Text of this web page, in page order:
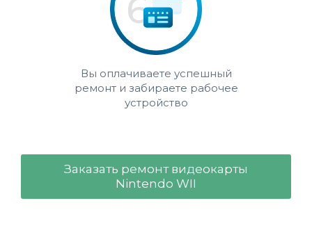
Вы оплачиваете успешный
ремонт и забираете рабочее
устройство
Заказать ремонт видеокарты
Nintendo WII